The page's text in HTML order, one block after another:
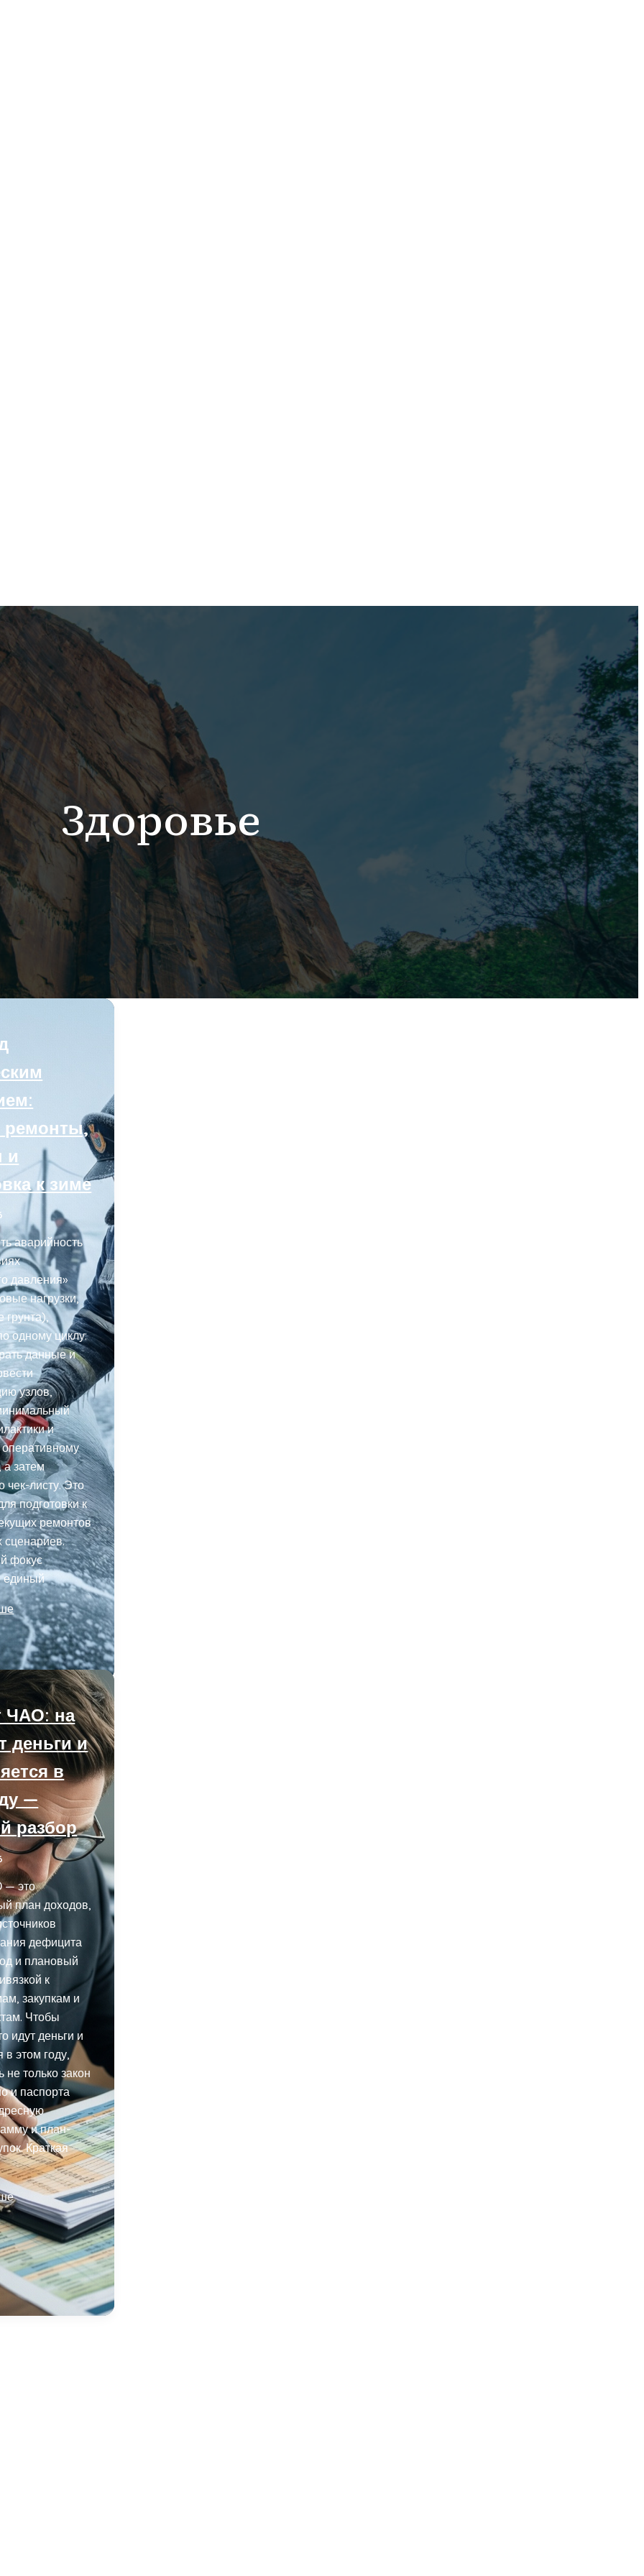
Здоровье
ремонты,
и
к зиме
аварийность
давления»
нагрузки,
грунта),
одному циклу:
данные и
узлов,
и
оперативному
а затем
чек-листу. Это
подготовки к
ремонтов
сценариев.
фокус
единый
ЧАО: на
деньги и
в
—
разбор
— это
план доходов,
дефицита
и плановый
к
закупкам и
Чтобы
идут деньги и
в этом году,
не только закон
и паспорта
и план-
Краткая